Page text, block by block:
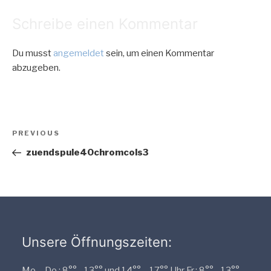
Du musstangemeldetsein, um einen Kommentar
abzugeben.
Beitragsnavigation
Previous
Post
PREVIOUS
zuendspule40chromcols3
Unsere Öffnungszeiten: